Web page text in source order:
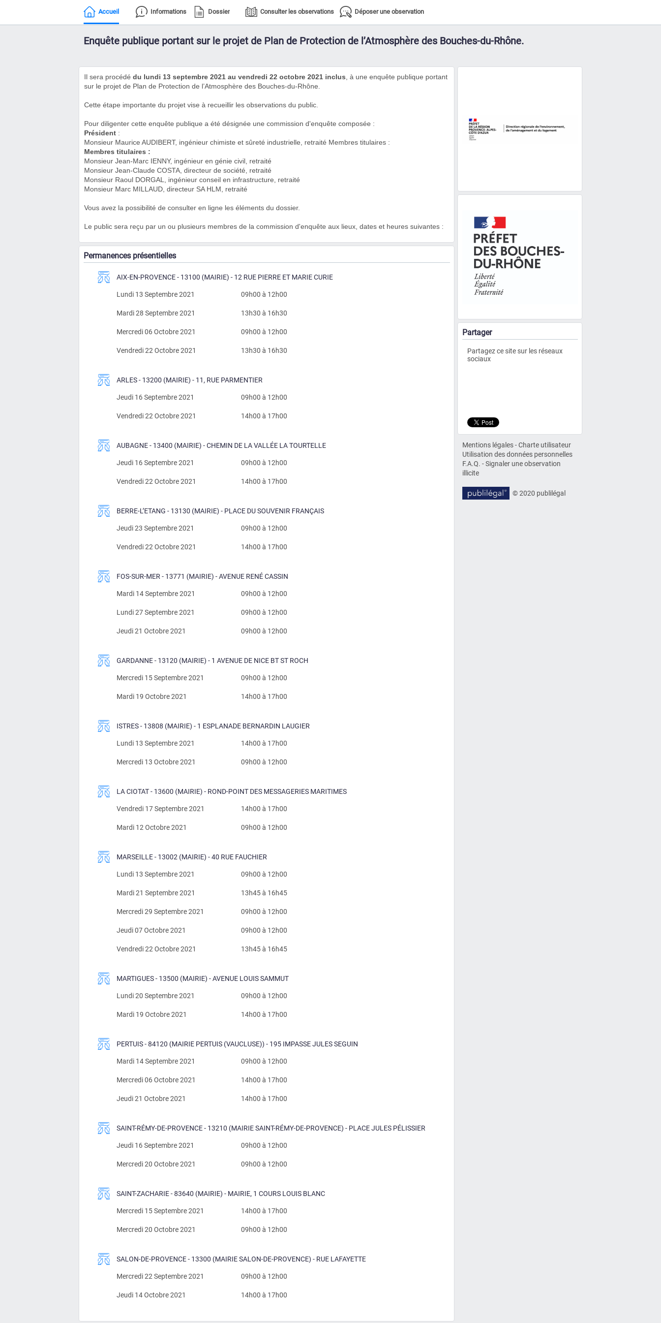
Accueil Informations Dossier Consulter les observations Déposer une observation
Enquête publique portant sur le projet de Plan de Protection de l’Atmosphère des Bouches-du-Rhône.
Il sera procédé du lundi 13 septembre 2021 au vendredi 22 octobre 2021 inclus , à une enquête publique portant
sur le projet de Plan de Protection de l’Atmosphère des Bouches-du-Rhône.
Cette étape importante du projet vise à recueillir les observations du public.
Pour diligenter cette enquête publique a été désignée une commission d'enquête composée :
Président :
Monsieur Maurice AUDIBERT, ingénieur chimiste et sûreté industrielle, retraité Membres titulaires :
Membres titulaires :
Monsieur Jean-Marc IENNY, ingénieur en génie civil, retraité
Monsieur Jean-Claude COSTA, directeur de société, retraité
Monsieur Raoul DORGAL, ingénieur conseil en infrastructure, retraité
Monsieur Marc MILLAUD, directeur SA HLM, retraité
Vous avez la possibilité de consulter en ligne les éléments du dossier.
Le public sera reçu par un ou plusieurs membres de la commission d'enquête aux lieux, dates et heures suivantes :
Permanences présentielles
AIX-EN-PROVENCE - 13100 (MAIRIE) - 12 RUE PIERRE ET MARIE CURIE
Lundi 13 Septembre 2021 09h00 à 12h00
Mardi 28 Septembre 2021 13h30 à 16h30
Mercredi 06 Octobre 2021 09h00 à 12h00
Vendredi 22 Octobre 2021 13h30 à 16h30
ARLES - 13200 (MAIRIE) - 11, RUE PARMENTIER
Jeudi 16 Septembre 2021 09h00 à 12h00
Vendredi 22 Octobre 2021 14h00 à 17h00
AUBAGNE - 13400 (MAIRIE) - CHEMIN DE LA VALLÉE LA TOURTELLE
Jeudi 16 Septembre 2021 09h00 à 12h00
Vendredi 22 Octobre 2021 14h00 à 17h00
BERRE-L’ETANG - 13130 (MAIRIE) - PLACE DU SOUVENIR FRANÇAIS
Jeudi 23 Septembre 2021 09h00 à 12h00
Vendredi 22 Octobre 2021 14h00 à 17h00
FOS-SUR-MER - 13771 (MAIRIE) - AVENUE RENÉ CASSIN
Mardi 14 Septembre 2021 09h00 à 12h00
Lundi 27 Septembre 2021 09h00 à 12h00
Jeudi 21 Octobre 2021 09h00 à 12h00
GARDANNE - 13120 (MAIRIE) - 1 AVENUE DE NICE BT ST ROCH
Mercredi 15 Septembre 2021 09h00 à 12h00
Mardi 19 Octobre 2021 14h00 à 17h00
ISTRES - 13808 (MAIRIE) - 1 ESPLANADE BERNARDIN LAUGIER
Lundi 13 Septembre 2021 14h00 à 17h00
Mercredi 13 Octobre 2021 09h00 à 12h00
LA CIOTAT - 13600 (MAIRIE) - ROND-POINT DES MESSAGERIES MARITIMES
Vendredi 17 Septembre 2021 14h00 à 17h00
Mardi 12 Octobre 2021 09h00 à 12h00
MARSEILLE - 13002 (MAIRIE) - 40 RUE FAUCHIER
Lundi 13 Septembre 2021 09h00 à 12h00
Mardi 21 Septembre 2021 13h45 à 16h45
Mercredi 29 Septembre 2021 09h00 à 12h00
Jeudi 07 Octobre 2021 09h00 à 12h00
Vendredi 22 Octobre 2021 13h45 à 16h45
MARTIGUES - 13500 (MAIRIE) - AVENUE LOUIS SAMMUT
Lundi 20 Septembre 2021 09h00 à 12h00
Mardi 19 Octobre 2021 14h00 à 17h00
PERTUIS - 84120 (MAIRIE PERTUIS (VAUCLUSE)) - 195 IMPASSE JULES SEGUIN
Mardi 14 Septembre 2021 09h00 à 12h00
Mercredi 06 Octobre 2021 14h00 à 17h00
Jeudi 21 Octobre 2021 14h00 à 17h00
SAINT-RÉMY-DE-PROVENCE - 13210 (MAIRIE SAINT-RÉMY-DE-PROVENCE) - PLACE JULES PÉLISSIER
Jeudi 16 Septembre 2021 09h00 à 12h00
Mercredi 20 Octobre 2021 09h00 à 12h00
SAINT-ZACHARIE - 83640 (MAIRIE) - MAIRIE, 1 COURS LOUIS BLANC
Mercredi 15 Septembre 2021 14h00 à 17h00
Mercredi 20 Octobre 2021 09h00 à 12h00
SALON-DE-PROVENCE - 13300 (MAIRIE SALON-DE-PROVENCE) - RUE LAFAYETTE
Mercredi 22 Septembre 2021 09h00 à 12h00
Jeudi 14 Octobre 2021 14h00 à 17h00
Partager
Partagez ce site sur les réseaux
sociaux
Mentions légales-Charte utilisateur
Utilisation des données personnelles
F.A.Q. -Signaler une observation
illicite
© 2020 publilégal